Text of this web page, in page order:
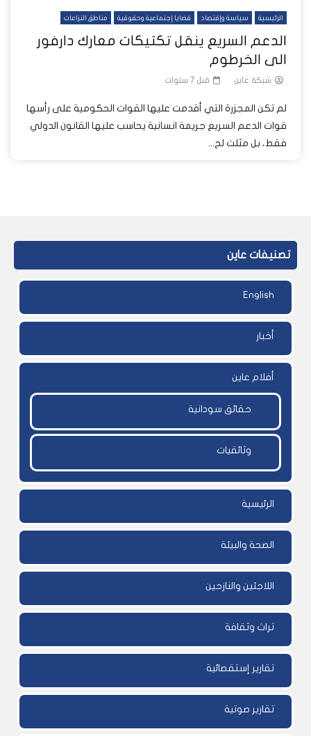
الرئيسية سياسة وإقتصاد قضايا إجتماعية وحقوقية مناطق النزاعات
الدعم السريع ينقل تكتيكات معارك دارفور
الى الخرطوم
شبكة عاين قبل 7 سنوات
لم تكن المجزرة التي أقدمت عليها القوات الحكومية على رأسها
قوات الدعم السريع جريمة انسانية يحاسب عليها القانون الدولي
فقط، بل مثلت لح...
تصنيفات عاين
English
أخبار
أفلام عاين
حقائق سودانية
وثائقيات
الرئيسية
الصحة والبيئة
اللاجئين والنازحين
تراث وثقافة
تقارير إستقصائية
تقارير صوتية